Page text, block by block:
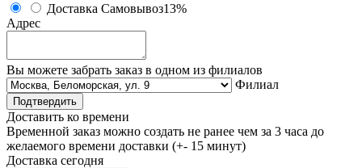
Доставка Самовывоз13%
Адрес
Вы можете забрать заказ в одном из филиалов
Филиал
Подтвердить
Доставить ко времени
Временной заказ можно создать не ранее чем за 3 часа до
желаемого времени доставки (+- 15 минут)
Доставка сегодня